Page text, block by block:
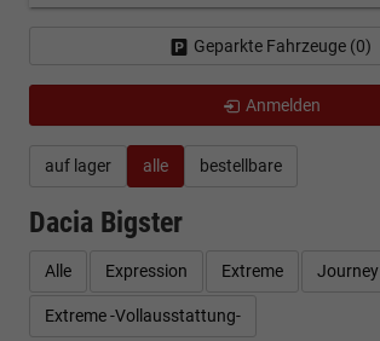
auf lager alle bestellbare
Dacia Bigster
Alle Expression Extreme Journey
Extreme -Vollausstattung-
Geparkte Fahrzeuge (0)
Anmelden